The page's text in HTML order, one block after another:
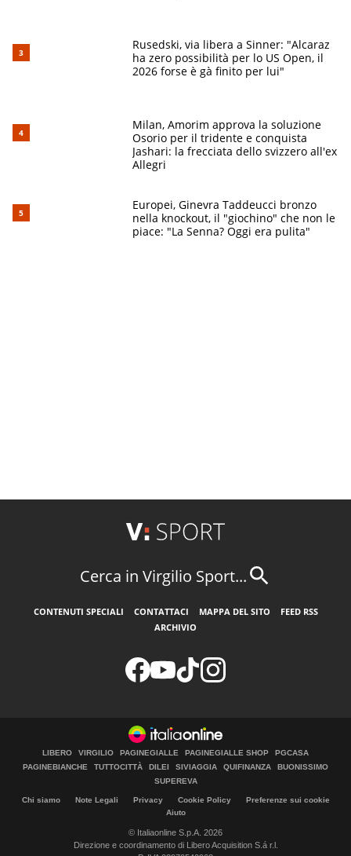
Rusedski, via libera a Sinner: "Alcaraz
ha zero possibilità per lo US Open, il
2026 forse è gà finito per lui"
Milan, Amorim approva la soluzione
Osorio per il tridente e conquista
Jashari: la frecciata dello svizzero all'ex
Allegri
Europei, Ginevra Taddeucci bronzo
nella knockout, il "giochino" che non le
piace: "La Senna? Oggi era pulita"
Cerca in Virgilio Sport...
CONTENUTI SPECIALI CONTATTACI MAPPA DEL SITO
FEED RSS
ARCHIVIO
LIBERO VIRGILIO PAGINEGIALLE PAGINEGIALLE SHOP
PGCASA
PAGINEBIANCHE
TUTTOCITTÀ DILEI SIVIAGGIA QUIFINANZA
BUONISSIMO
SUPEREVA
Chi siamo Note Legali Privacy Cookie Policy
Preferenze sui cookie
Aiuto
© Italiaonline S.p.A. 2026
Direzione e coordinamento di Libero Acquisition S.á r.l.